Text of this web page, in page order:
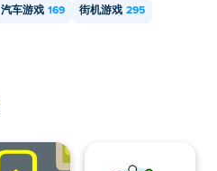
汽车游戏 169 街机游戏 295